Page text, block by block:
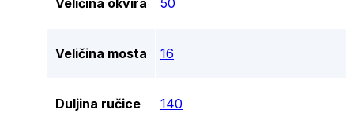
Veličina okvira 50
Veličina mosta 16
Duljina ručice 140